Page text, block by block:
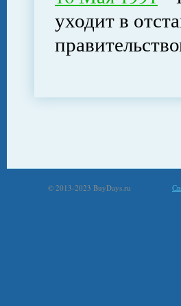
уходит в
© 2013-2023 BuyDays.ru